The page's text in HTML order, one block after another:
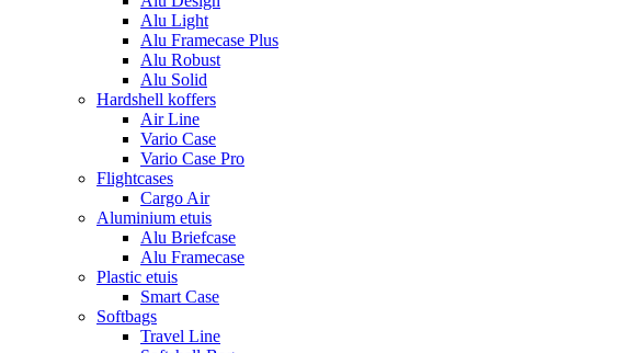
Alu Light
Alu Framecase Plus
Alu Robust
Alu Solid
Hardshell koffers
Air Line
Vario Case
Vario Case Pro
Flightcases
Cargo Air
Aluminium etuis
Alu Briefcase
Alu Framecase
Plastic etuis
Smart Case
Softbags
Travel Line